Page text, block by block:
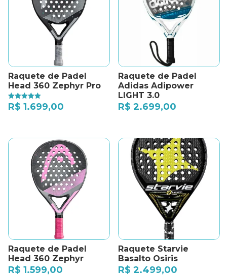
Raquete de Padel
Head 360 Zephyr Pro
Avaliação
5.00
R$ 1.699,00
Raquete de Padel
Adidas Adipower
LIGHT 3.0
R$ 2.699,00
Raquete de Padel
Head 360 Zephyr
R$ 1.599,00
Raquete Starvie
Basalto Osiris
R$ 2.499,00